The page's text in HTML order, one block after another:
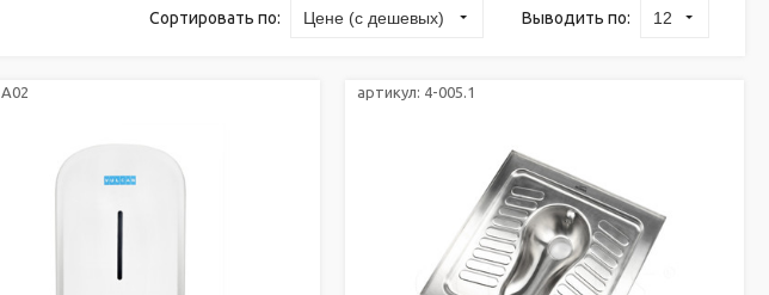
Сортировать по: Цене (с дешевых) Выводить по: 12
A02 артикул: 4-005.1